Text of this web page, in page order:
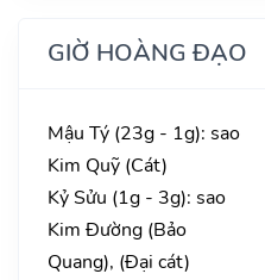
GIỜ HOÀNG ĐẠO
Mậu Tý (23g - 1g): sao
Kim Quỹ (Cát)
Kỷ Sửu (1g - 3g): sao
Kim Đường (Bảo
Quang), (Đại cát)